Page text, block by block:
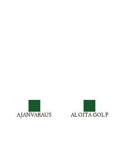
AJANVARAUS ALOITA GOLF